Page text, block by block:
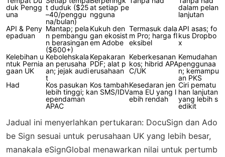
duk Pengg
una
t duduk ($25
–40/penggu
na/bulan)
at setiap pe
ngguna
dalam pelan
lanjutan
API & Peny
epaduan
Mantap; pela
n pembangu
n berasingan
($600+)
Kukuh den
gan ekosist
em Adobe
Termasuk dala
m Pro; harga fl
eksibel
API asas; fo
kus Dropbo
x
Kelebihan u
ntuk Pernia
gaan UK
Kebolehskala
an perusaha
an; jejak audi
t
Kepakaran
PDF; alat p
erusahaan
Keberkesanan
kos; hibrid APA
C/UK
Kemudahan
penggunaa
n; kemampu
an PKS
Had
Kos pasukan
lebih tinggi; k
ependaman
APAC
Kos tambah
an SMS/IDV
Kesedaran jen
ama EU yang l
ebih rendah
Ciri pematu
han lanjutan
yang lebih s
edikit
Jadual ini menyerlahkan pertukaran: DocuSign dan Ado
be Sign sesuai untuk perusahaan UK yang lebih besar,
manakala eSignGlobal menawarkan nilai untuk pertumb